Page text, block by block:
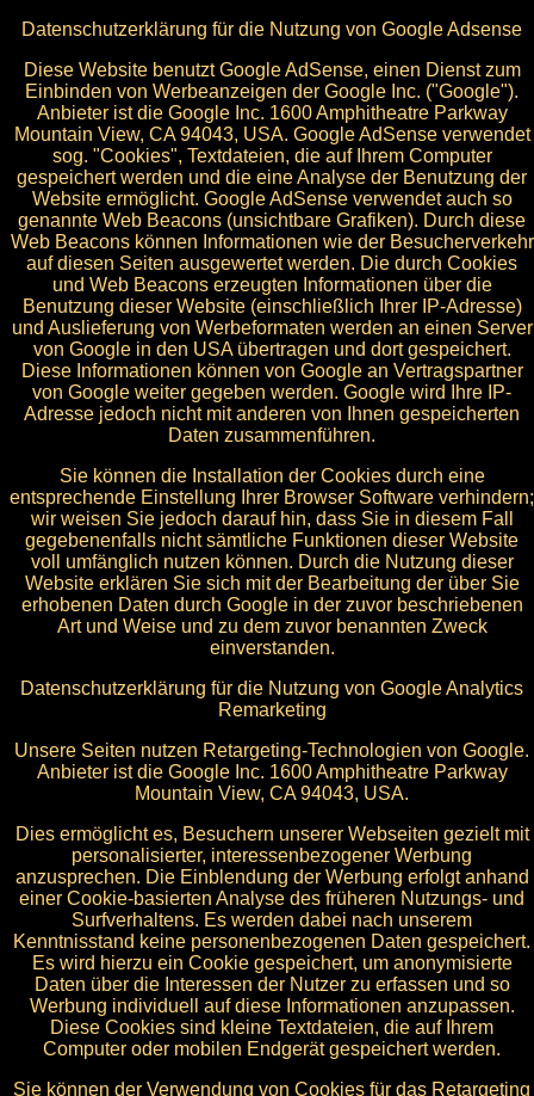
Datenschutzerklärung für die Nutzung von Google Adsense
Diese Website benutzt Google AdSense, einen Dienst zum
Einbinden von Werbeanzeigen der Google Inc. ("Google").
Anbieter ist die Google Inc. 1600 Amphitheatre Parkway
Mountain View, CA 94043, USA. Google AdSense verwendet
sog. "Cookies", Textdateien, die auf Ihrem Computer
gespeichert werden und die eine Analyse der Benutzung der
Website ermöglicht. Google AdSense verwendet auch so
genannte Web Beacons (unsichtbare Grafiken). Durch diese
Web Beacons können Informationen wie der Besucherverkehr
auf diesen Seiten ausgewertet werden. Die durch Cookies
und Web Beacons erzeugten Informationen über die
Benutzung dieser Website (einschließlich Ihrer IP-Adresse)
und Auslieferung von Werbeformaten werden an einen Server
von Google in den USA übertragen und dort gespeichert.
Diese Informationen können von Google an Vertragspartner
von Google weiter gegeben werden. Google wird Ihre IP-
Adresse jedoch nicht mit anderen von Ihnen gespeicherten
Daten zusammenführen.
Sie können die Installation der Cookies durch eine
entsprechende Einstellung Ihrer Browser Software verhindern;
wir weisen Sie jedoch darauf hin, dass Sie in diesem Fall
gegebenenfalls nicht sämtliche Funktionen dieser Website
voll umfänglich nutzen können. Durch die Nutzung dieser
Website erklären Sie sich mit der Bearbeitung der über Sie
erhobenen Daten durch Google in der zuvor beschriebenen
Art und Weise und zu dem zuvor benannten Zweck
einverstanden.
Datenschutzerklärung für die Nutzung von Google Analytics
Remarketing
Unsere Seiten nutzen Retargeting-Technologien von Google.
Anbieter ist die Google Inc. 1600 Amphitheatre Parkway
Mountain View, CA 94043, USA.
Dies ermöglicht es, Besuchern unserer Webseiten gezielt mit
personalisierter, interessenbezogener Werbung
anzusprechen. Die Einblendung der Werbung erfolgt anhand
einer Cookie-basierten Analyse des früheren Nutzungs- und
Surfverhaltens. Es werden dabei nach unserem
Kenntnisstand keine personenbezogenen Daten gespeichert.
Es wird hierzu ein Cookie gespeichert, um anonymisierte
Daten über die Interessen der Nutzer zu erfassen und so
Werbung individuell auf diese Informationen anzupassen.
Diese Cookies sind kleine Textdateien, die auf Ihrem
Computer oder mobilen Endgerät gespeichert werden.
Sie können der Verwendung von Cookies für das Retargeting